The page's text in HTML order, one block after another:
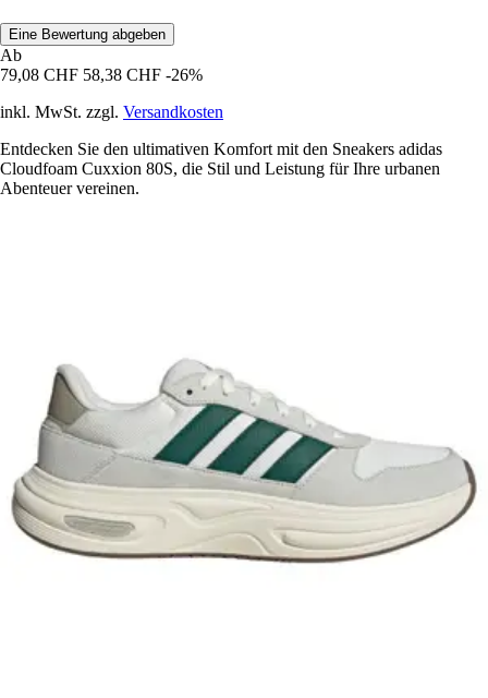
Eine Bewertung abgeben
Ab
79,08 CHF 58,38 CHF -26%
inkl. MwSt. zzgl. Versandkosten
Entdecken Sie den ultimativen Komfort mit den Sneakers adidas
Cloudfoam Cuxxion 80S, die Stil und Leistung für Ihre urbanen
Abenteuer vereinen.